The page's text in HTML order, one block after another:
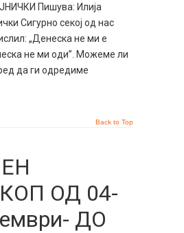
Пишува: Илија
Сигурно секој од нас
„Денеска не ми е
не ми оди”. Можеме ли
да ги одредиме
Back to Top
ОД 04-
ДО